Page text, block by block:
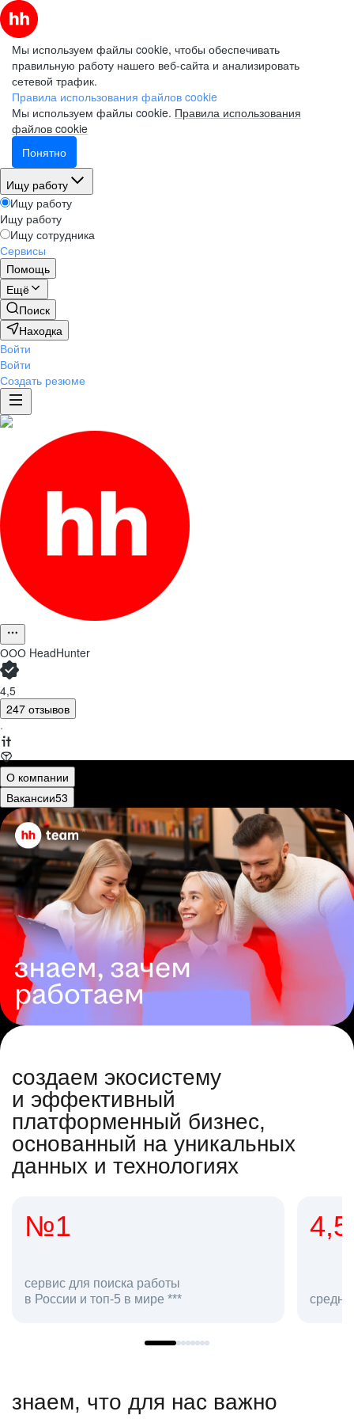
Мы используем файлы cookie, чтобы обеспечивать
правильную работу нашего веб-сайта и анализировать
сетевой трафик.
Правила использования файлов cookie
Мы используем файлы cookie. Правила использования
файлов cookie
Понятно
Ищу работу
Ищу работу
Ищу работу
Ищу сотрудника
Сервисы
Помощь
Ещё
Поиск
Находка
Войти
Войти
Создать резюме
ООО HeadHunter
4,5
247 отзывов
·
О компании
Вакансии53
создаем экосистему
и эффективный
платформенный бизнес,
основанный на уникальных
данных и технологиях
4,5
средняя оценка hh.ru как работодателя **
в
знаем, что для нас важно